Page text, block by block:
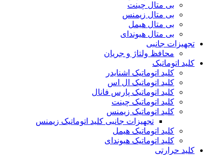
بی متال چینت
بی متال زیمنس
بی متال هیمل
بی متال هیوندای
تجهیزات جانبی
محافظ ولتاژ و‌ جریان
کلید اتوماتیک
کلید اتوماتیک اشنایدر
کلید اتوماتیک ال اس
کلید اتوماتیک پارس فانال
کلید اتوماتیک چینت
کلید اتوماتیک زیمنس
تجهیزات جانبی کلید اتوماتیک زیمنس
کلید اتوماتیک هیمل
کلید اتوماتیک هیوندای
کلید حرارتی